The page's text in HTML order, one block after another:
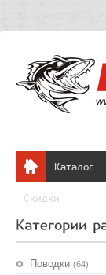
Каталог
Скидки
Поводки (64)